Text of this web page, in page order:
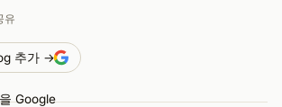
유
추가 →
Google